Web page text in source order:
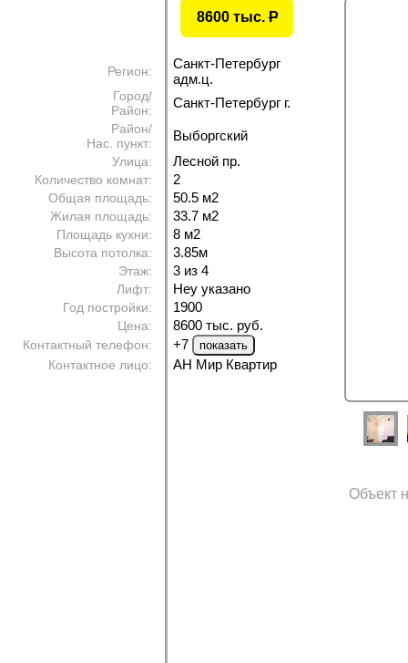
8600 тыс.P
Регион:
Санкт-Петербург
адм.ц.
Город/
Район:
Санкт-Петербург г.
Район/
Нас. пункт:
Выборгский
Улица: Лесной пр.
Количество комнат: 2
Общая площадь: 50.5 м2
Жилая площадь: 33.7 м2
Площадь кухни: 8 м2
Высота потолка: 3.85м
Этаж: 3 из 4
Лифт: Неу указано
Год постройки: 1900
Цена: 8600 тыс. руб.
Контактный телефон: +7
Контактное лицо: АН Мир Квартир
Объект